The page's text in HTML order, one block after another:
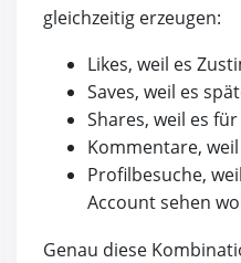
gleichzeitig erzeugen:
Likes, weil es
Saves, weil es
Shares, weil es
Kommentare,
Profilbesuche,
Account sehen
Genau diese